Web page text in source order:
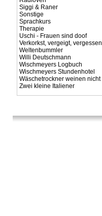
Siggi & Raner
Sonstige
Sprachkurs
Therapie
Uschi - Frauen sind doof
Verkorkst, vergeigt, vergessen
Weltenbummler
Willi Deutschmann
Wischmeyers Logbuch
Wischmeyers Stundenhotel
Wäschetrockner weinen nicht
Zwei kleine Italiener